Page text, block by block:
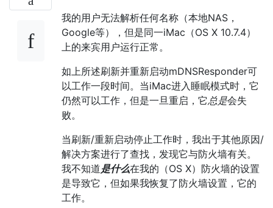
我的用户无法解析任何名称（本地NAS，
Google等），但是同一iMac（OS X 10.7.4）
上的来宾用户运行正常。
如上所述刷新并重新启动mDNSResponder可
以工作一段时间。当iMac进入睡眠模式时，它
仍然可以工作，但是一旦重启，它总是会失
败。
当刷新/重新启动停止工作时，我出于其他原因/
解决方案进行了查找，发现它与防火墙有关。
我不知道是什么在我的（OS X）防火墙的设置
是导致它，但如果我恢复了防火墙设置，它的
工作。